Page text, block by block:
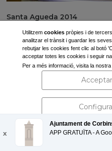
Santa Agueda 2014
Utilitzem cookiespròpies i de
analitzar el trànsit i guardar les
rebutjar les cookies fent clic al botó
acceptar totes les cookies i seguir
Per a més informació, visita la nostra
Rebutjar
x
Ajuntament de
APP GRATUÏTA - A